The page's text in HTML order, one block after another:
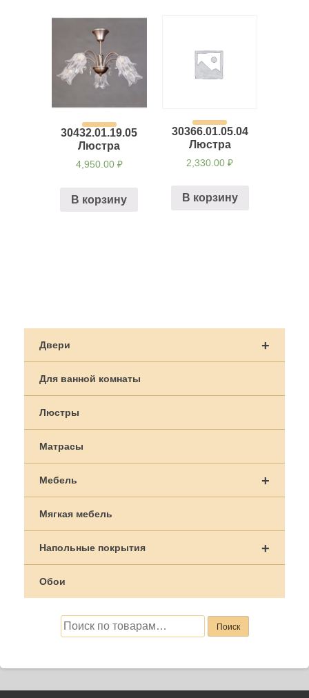
30432.01.19.05
Люстра
4,950.00 ₽
В корзину
30366.01.05.04
Люстра
2,330.00₽
В корзину
по
записям
+
Двери
Для ванной комнаты
Люстры
Матрасы
+
Мебель
Мягкая мебель
+
Напольные покрытия
Обои
Искать: Поиск